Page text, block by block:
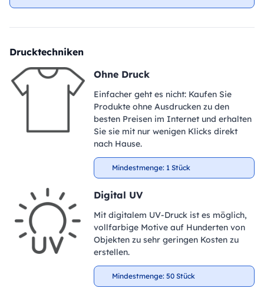
Drucktechniken
Ohne Druck
Einfacher geht es nicht: Kaufen Sie
Produkte ohne Ausdrucken zu den
besten Preisen im Internet und erhalten
Sie sie mit nur wenigen Klicks direkt
nach Hause.
Mindestmenge: 1 Stück
Digital UV
Mit digitalem UV-Druck ist es möglich,
vollfarbige Motive auf Hunderten von
Objekten zu sehr geringen Kosten zu
erstellen.
Mindestmenge: 50 Stück